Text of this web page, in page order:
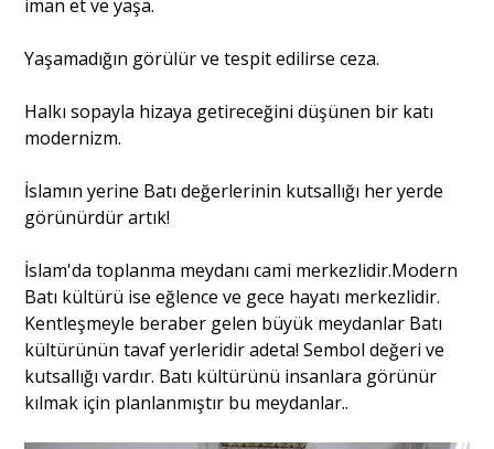
iman et ve yaşa.
Yaşamadığın görülür ve tespit edilirse ceza.
Halkı sopayla hizaya getireceğini düşünen bir katı
modernizm.
İslamın yerine Batı değerlerinin kutsallığı her yerde
görünürdür artık!
İslam'da toplanma meydanı cami merkezlidir.Modern
Batı kültürü ise eğlence ve gece hayatı merkezlidir.
Kentleşmeyle beraber gelen büyük meydanlar Batı
kültürünün tavaf yerleridir adeta! Sembol değeri ve
kutsallığı vardır. Batı kültürünü insanlara görünür
kılmak için planlanmıştır bu meydanlar..